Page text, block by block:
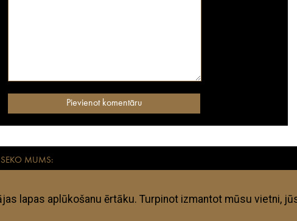
SEKO MUMS:
mūsdienu ceļotājiem. Visas anothertravelguide.lv apkopotās adreses –
ir subjektīvi un anothertravelguide.lv neuzņemas nekādu atbildību, ja kāda no te